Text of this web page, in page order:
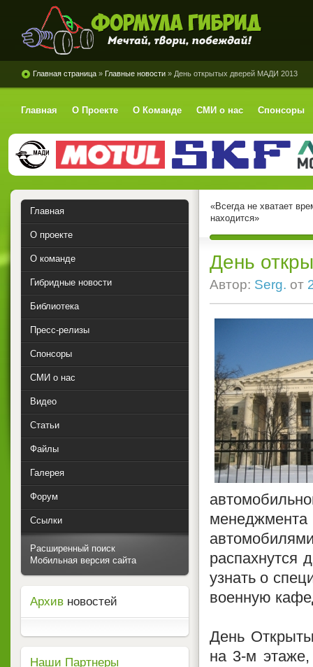
Формула Гибрид
Главная страница » Главные новости » День открытых дверей МАДИ 2013
Главная О Проекте О Команде СМИ о нас Спонсоры
«Всегда не хватает
находится»
День
Автор: Serg. от
менеджмента
распахнутся
узнать о
военную
День
на 3-м
Главная
О проекте
О команде
Гибридные новости
Библиотека
Пресс-релизы
Спонсоры
СМИ о нас
Видео
Статьи
Файлы
Галерея
Форум
Ссылки
Расширенный поиск
Мобильная версия сайта
Архив новостей
Наши Партнеры